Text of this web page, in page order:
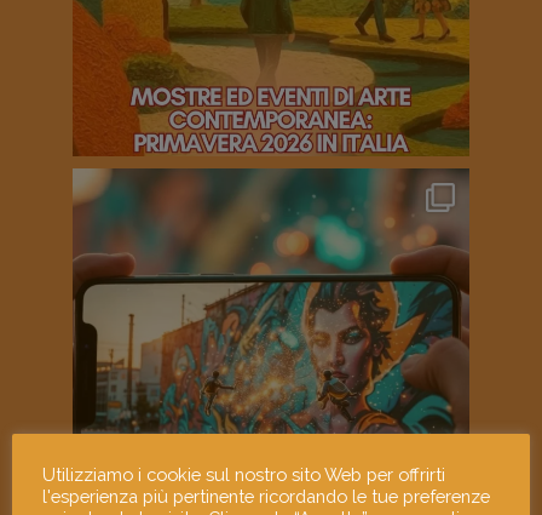
Utilizziamo i cookie sul nostro sito Web per offrirti
l'esperienza più pertinente ricordando le tue preferenze